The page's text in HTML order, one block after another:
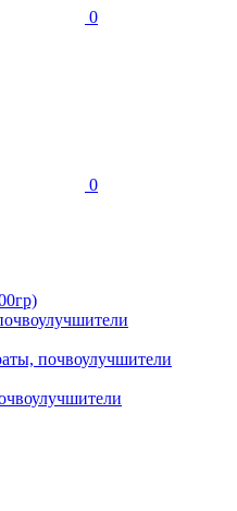
0
0
почвоулучшители